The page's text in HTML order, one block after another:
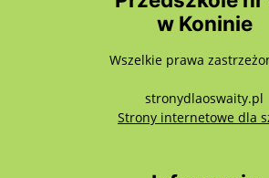
w Koninie
Wszelkie prawa
stronydlaoswaity.pl
Strony internetowe dla